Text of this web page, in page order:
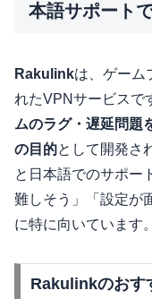
本語サポート
Rakulinkは、ゲーム
れたVPNサービスで
ムのラグ・遅延問題
の目的として開発さ
と日本語でのサポー
難しそう」「設定が
に特に向いています。
Rakulinkのおす